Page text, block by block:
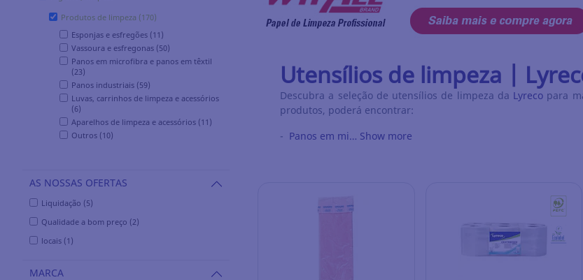
Produtos de limpeza (170)
Esponjas e esfregões (11)
Vassoura e esfregonas (50)
Panos em microfibra e panos em têxtil
(23)
Panos industriais (59)
Luvas, carrinhos de limpeza e acessórios
(6)
Aparelhos de limpeza e acessórios (11)
Outros (10)
AS NOSSAS OFERTAS
Liquidação (5)
Qualidade a bom preço (2)
locais (1)
MARCA
Utensílios de limpeza |
Descubra a seleção de utensílios de limpeza da Lyreco para
produtos, poderá encontrar:
- Panos em mi… Show more